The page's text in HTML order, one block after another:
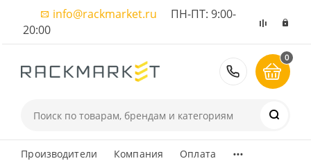
info@rackmarket.ru ПН-ПТ: 9:00-
20:00
8 (495)
0
Производители Компания Оплата ...